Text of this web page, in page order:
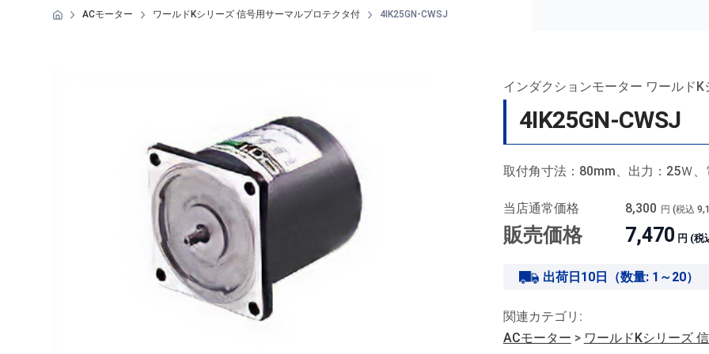
ACモーター ワールドKシリーズ 信号用サーマルプロテクタ付 4IK25GN-CWSJ
インダクションモーター ワールド
4IK25GN-CWSJ
取付角寸法：80mm、出力：25Ｗ
当店通常価格 8,300 円 (税込
販売価格 7,470 円 (税
出荷日10日（数量: 1～20）
関連カテゴリ:
ACモーター > ワールドKシリーズ